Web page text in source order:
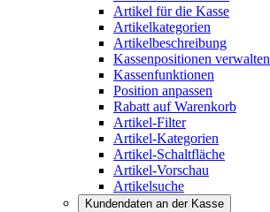
Artikel für die Kasse
Artikelkategorien
Artikelbeschreibung
Kassenpositionen verwalten
Kassenfunktionen
Position anpassen
Rabatt auf Warenkorb
Artikel-Filter
Artikel-Kategorien
Artikel-Schaltfläche
Artikel-Vorschau
Artikelsuche
Kundendaten an der Kasse